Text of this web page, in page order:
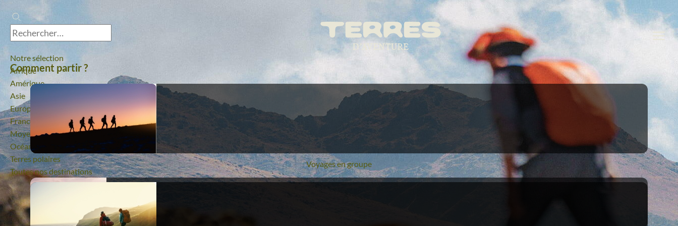
Notre sélection
Afrique
Amérique
Asie
Europe
France
Moyen-Orient
Océanie
Terres polaires
Toutes nos destinations
Comment partir ?
Voyages en groupe